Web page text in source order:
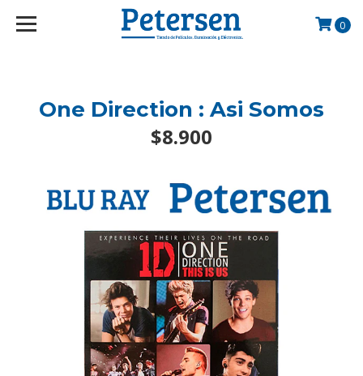
googlef2d1455d5020445a.html
0
One Direction : Asi Somos
$8.900